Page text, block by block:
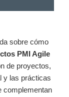
sobre cómo
PMI Agile
de proyectos,
y las prácticas
complementan